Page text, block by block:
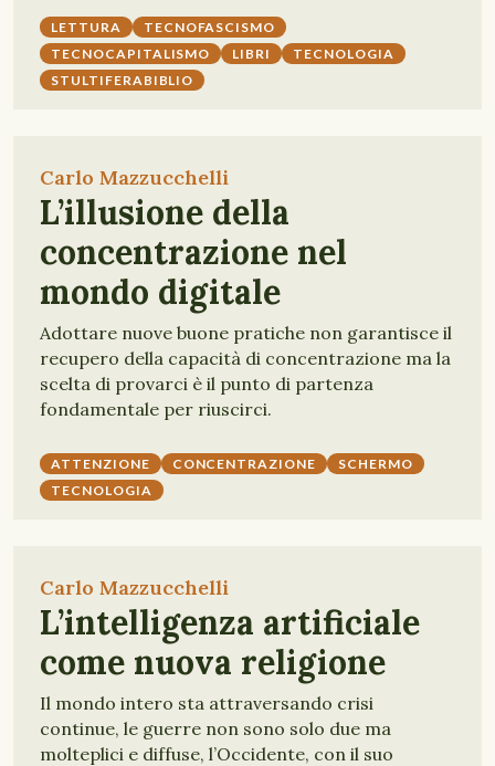
LETTURA
TECNOFASCISMO
TECNOCAPITALISMO
LIBRI
TECNOLOGIA
STULTIFERABIBLIO
Carlo Mazzucchelli
L’illusione della
concentrazione nel
mondo digitale
Adottare nuove buone pratiche non garantisce il
recupero della capacità di concentrazione ma la
scelta di provarci è il punto di partenza
fondamentale per riuscirci.
ATTENZIONE CONCENTRAZIONE
SCHERMO
TECNOLOGIA
Carlo Mazzucchelli
L’intelligenza artificiale
come nuova religione
Il mondo intero sta attraversando crisi
continue, le guerre non sono solo due ma
molteplici e diffuse, l’Occidente, con il suo